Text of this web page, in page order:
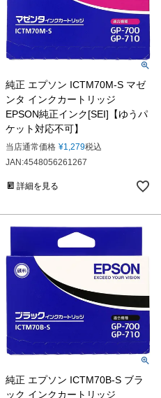
純正 エプソン ICTM70M-S マゼ
ンタ インクカートリッジ
EPSON純正インク[SEI]【ゆうパ
ケット対応不可】
当店通常価格 ¥1,279税込
JAN:4548056261267
詳細を見る
純正 エプソン ICTM70B-S ブラ
ック インクカートリッジ